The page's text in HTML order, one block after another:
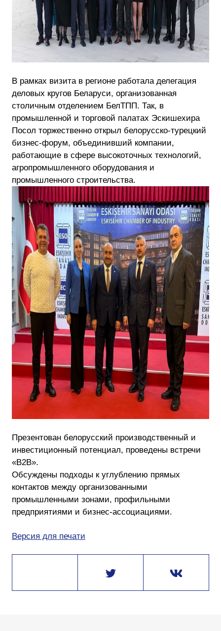
В рамках визита в регионе работала делегация
деловых кругов Беларуси, организованная
столичным отделением БелТПП. Так, в
промышленной и торговой палатах Эскишехира
Посол торжественно открыл белорусско-турецкий
бизнес-форум, объединивший компании,
работающие в сфере высокоточных технологий,
агропромышленного оборудования и
промышленного строительства.
Презентован белорусский производственный и
инвестиционный потенциал, проведены встречи
«B2B».
Обсуждены подходы к углублению прямых
контактов между организованными
промышленными зонами, профильными
предприятиями и бизнес-ассоциациями.
Версия для печати